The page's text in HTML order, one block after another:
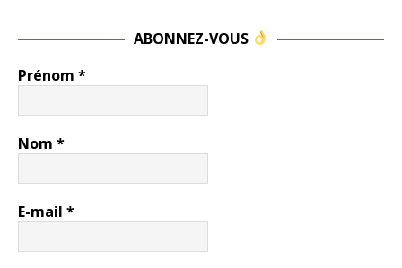
ABONNEZ-VOUS
Prénom *
Nom *
E-mail *